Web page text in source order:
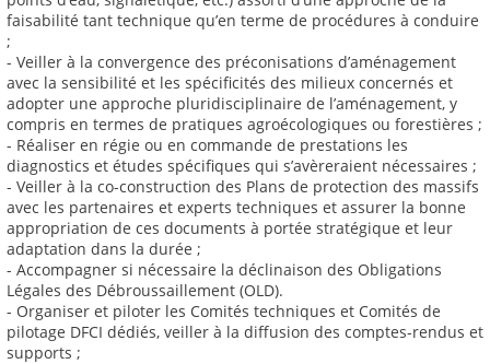
faisabilité tant technique qu’en terme de procédures à conduire
;
- Veiller à la convergence des préconisations d’aménagement
avec la sensibilité et les spécificités des milieux concernés et
adopter une approche pluridisciplinaire de l’aménagement, y
compris en termes de pratiques agroécologiques ou forestières ;
- Réaliser en régie ou en commande de prestations les
diagnostics et études spécifiques qui s’avèreraient nécessaires ;
- Veiller à la co-construction des Plans de protection des massifs
avec les partenaires et experts techniques et assurer la bonne
appropriation de ces documents à portée stratégique et leur
adaptation dans la durée ;
- Accompagner si nécessaire la déclinaison des Obligations
Légales des Débroussaillement (OLD).
- Organiser et piloter les Comités techniques et Comités de
pilotage DFCI dédiés, veiller à la diffusion des comptes-rendus et
supports ;